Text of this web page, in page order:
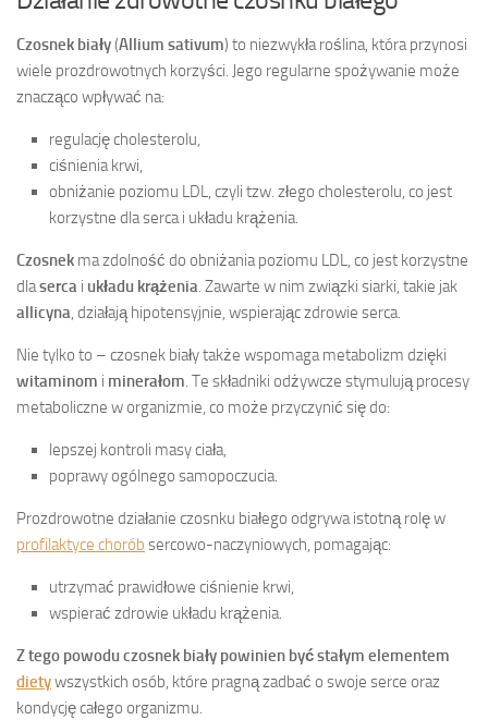
Czosnek biały(Allium sativum) to niezwykła roślina, która przynosi
wiele prozdrowotnych korzyści. Jego regularne spożywanie może
znacząco wpływać na:
regulację cholesterolu,
ciśnienia krwi,
obniżanie poziomu LDL, czyli tzw. złego cholesterolu, co jest
korzystne dla serca i układu krążenia.
Czosnek ma zdolność do obniżania poziomu LDL, co jest korzystne
dlaserca i układu krążenia. Zawarte w nim związki siarki, takie jak
allicyna, działają hipotensyjnie, wspierając zdrowie serca.
Nie tylko to – czosnek biały także wspomaga metabolizm dzięki
witaminom i minerałom. Te składniki odżywcze stymulują procesy
metaboliczne w organizmie, co może przyczynić się do:
lepszej kontroli masy ciała,
poprawy ogólnego samopoczucia.
Prozdrowotne działanie czosnku białego odgrywa istotną rolę w
profilaktyce chorób sercowo-naczyniowych, pomagając:
utrzymać prawidłowe ciśnienie krwi,
wspierać zdrowie układu krążenia.
Z tego powodu czosnek biały powinien być stałym elementem
dietywszystkich osób, które pragną zadbać o swoje serce oraz
kondycję całego organizmu.